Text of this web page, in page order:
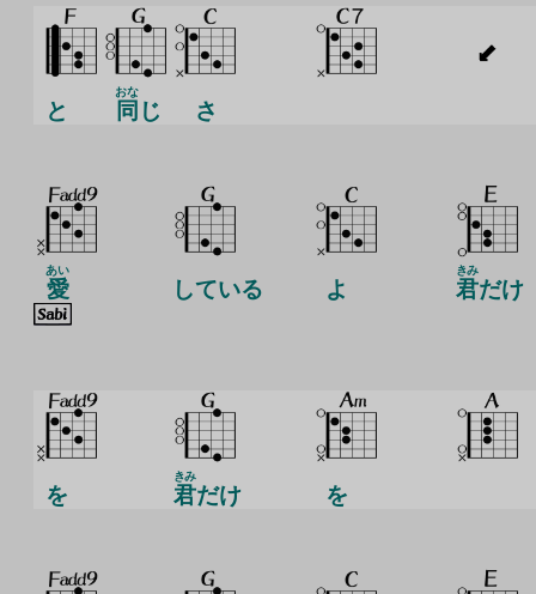
と 同
おな
じ さ
愛
あい
している よ 君
きみ
だけ
を 君
きみ
だけ を